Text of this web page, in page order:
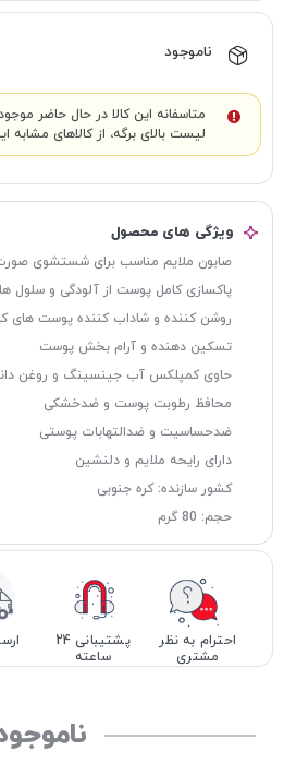
ناموجود
متاسفانه این کالا در حال حاضر
لیست بالای برگه، از کالاهای مشابه
ویژگی های محصول
صابون ملایم مناسب برای شستشوی
پاکسازی کامل پوست از آلودگی و سلول
روشن کننده و شاداب کننده پوست های
تسکین دهنده و آرام بخش پوست
حاوی کمپلکس آب جینسینگ و روغن دانه
محافظ رطوبت پوست و ضدخشکی
ضدحساسیت و ضدالتهابات پوستی
دارای رایحه ملایم و دلنشین
کشور سازنده: کره جنوبی
حجم: 80 گرم
احترام به نظر
مشتری
پشتیبانی 24
ساعته